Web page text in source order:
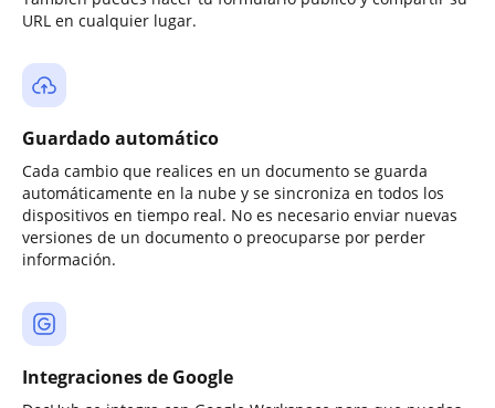
URL en cualquier lugar.
Guardado automático
Cada cambio que realices en un documento se guarda
automáticamente en la nube y se sincroniza en todos los
dispositivos en tiempo real. No es necesario enviar nuevas
versiones de un documento o preocuparse por perder
información.
Integraciones de Google